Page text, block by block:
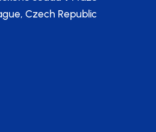
Czech Republic